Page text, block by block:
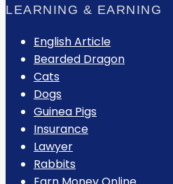
LEARNING & EARNING
English Article
Bearded Dragon
Cats
Dogs
Guinea Pigs
Insurance
Lawyer
Rabbits